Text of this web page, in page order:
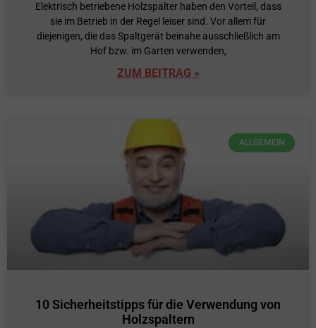
Elektrisch betriebene Holzspalter haben den Vorteil, dass
sie im Betrieb in der Regel leiser sind. Vor allem für
diejenigen, die das Spaltgerät beinahe ausschließlich am
Hof bzw. im Garten verwenden,
ZUM BEITRAG »
ALLGEMEIN
10 Sicherheitstipps für die Verwendung von
Holzspaltern